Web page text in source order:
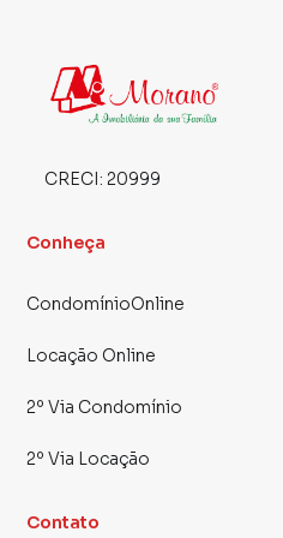
CRECI: 20999
Conheça
CondomínioOnline
Locação Online
2º Via Condomínio
2º Via Locação
Contato